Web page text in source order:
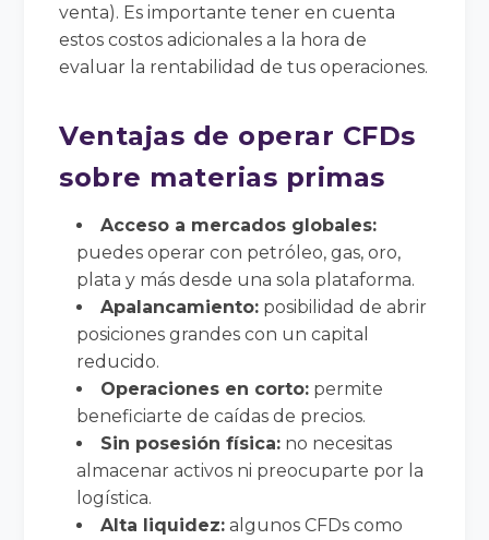
venta). Es importante tener en cuenta
estos costos adicionales a la hora de
evaluar la rentabilidad de tus operaciones.
Ventajas de operar CFDs
sobre materias primas
Acceso a mercados globales:
puedes operar con petróleo, gas, oro,
plata y más desde una sola plataforma.
Apalancamiento: posibilidad de abrir
posiciones grandes con un capital
reducido.
Operaciones en corto: permite
beneficiarte de caídas de precios.
Sin posesión física: no necesitas
almacenar activos ni preocuparte por la
logística.
Alta liquidez: algunos CFDs como